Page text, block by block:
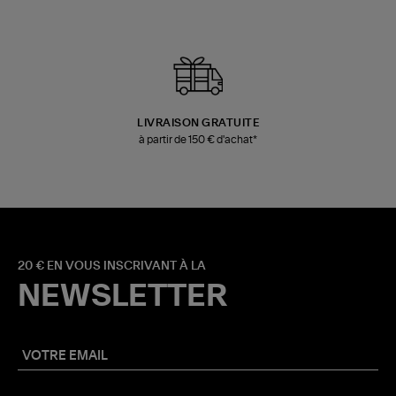
LIVRAISON GRATUITE
à partir de 150 € d'achat*
20 € EN VOUS INSCRIVANT À LA
NEWSLETTER